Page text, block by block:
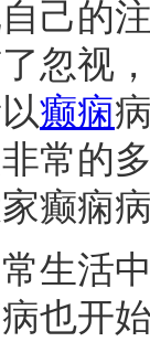
己的
忽视
癫痫
常的
癫痫
生活
也开